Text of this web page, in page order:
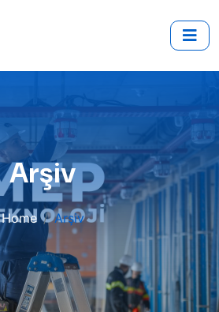
Arşiv
Home Arşiv